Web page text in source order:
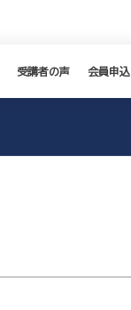
受講者の声 会員申込